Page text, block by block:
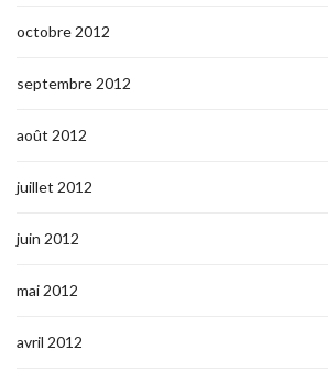
octobre 2012
septembre 2012
août 2012
juillet 2012
juin 2012
mai 2012
avril 2012